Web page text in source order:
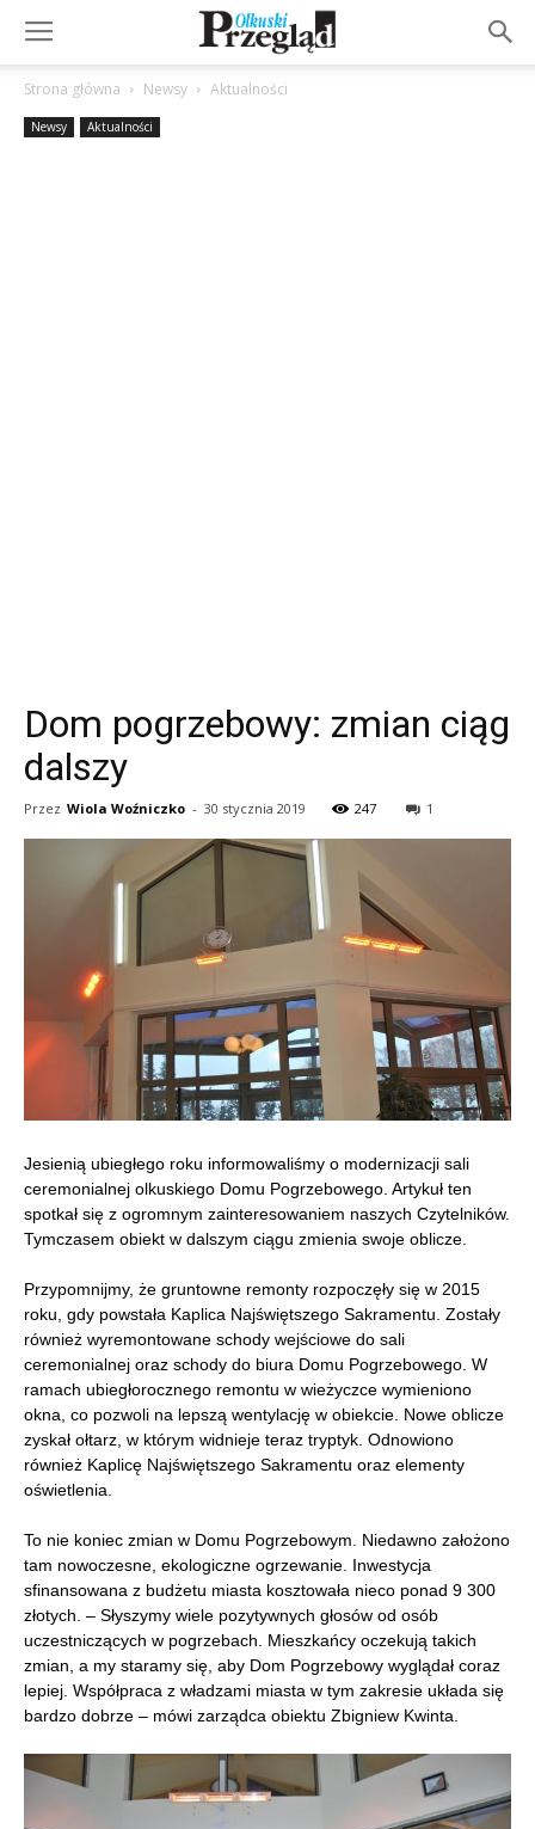
Strona główna Newsy Aktualności
Newsy Aktualności
Dom pogrzebowy: zmian ciąg
dalszy
Przez Wiola Woźniczko - 30 stycznia 2019 247 1
Jesienią ubiegłego roku informowaliśmy o modernizacji sali
ceremonialnej olkuskiego Domu Pogrzebowego. Artykuł ten
spotkał się z ogromnym zainteresowaniem naszych Czytelników.
Tymczasem obiekt w dalszym ciągu zmienia swoje oblicze.
Przypomnijmy, że gruntowne remonty rozpoczęły się w 2015
roku, gdy powstała Kaplica Najświętszego Sakramentu. Zostały
również wyremontowane schody wejściowe do sali
ceremonialnej oraz schody do biura Domu Pogrzebowego. W
ramach ubiegłorocznego remontu w wieżyczce wymieniono
okna, co pozwoli na lepszą wentylację w obiekcie. Nowe oblicze
zyskał ołtarz, w którym widnieje teraz tryptyk. Odnowiono
również Kaplicę Najświętszego Sakramentu oraz elementy
oświetlenia.
To nie koniec zmian w Domu Pogrzebowym. Niedawno założono
tam nowoczesne, ekologiczne ogrzewanie. Inwestycja
sfinansowana z budżetu miasta kosztowała nieco ponad 9 300
złotych. – Słyszymy wiele pozytywnych głosów od osób
uczestniczących w pogrzebach. Mieszkańcy oczekują takich
zmian, a my staramy się, aby Dom Pogrzebowy wyglądał coraz
lepiej. Współpraca z władzami miasta w tym zakresie układa się
bardzo dobrze – mówi zarządca obiektu Zbigniew Kwinta.